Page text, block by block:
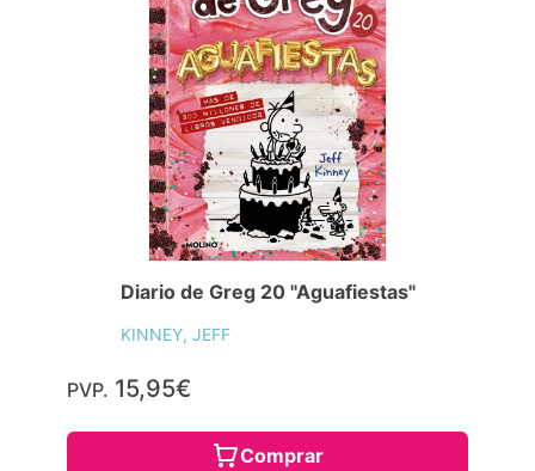
Diario de Greg 20 "Aguafiestas"
KINNEY, JEFF
PVP. 15,95€
Comprar